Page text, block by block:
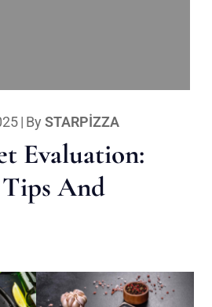
| By STARPIZZA
Evaluation:
And